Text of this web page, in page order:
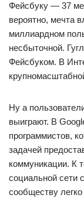
Фейсбуку — 37
вероятно, мечта
миллиардном
несбыточной.
Фейсбуком. В
Ну а
выиграют. В
программистов,
задачей
коммуникации. К
социальной сети
сообществу